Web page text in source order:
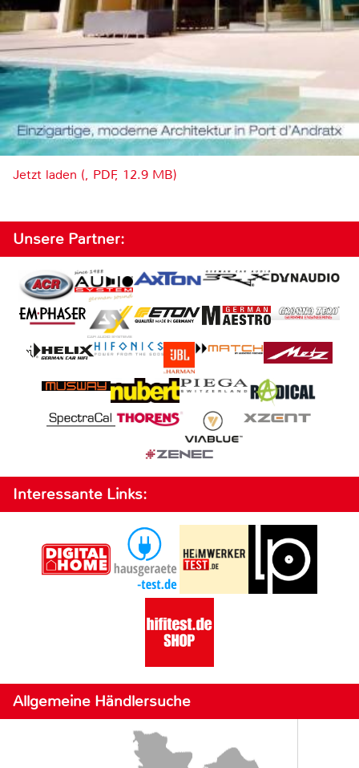
Jetzt laden (, PDF, 12.9 MB)
Unsere Partner:
Interessante Links:
Allgemeine Händlersuche